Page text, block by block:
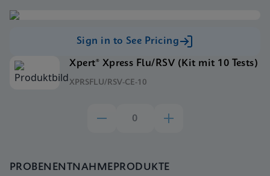
Sign in to See Pricing
Xpert® Xpress Flu/RSV (Kit mit 10 Tests)
XPRSFLU/RSV-CE-10
PROBENENTNAHMEPRODUKTE